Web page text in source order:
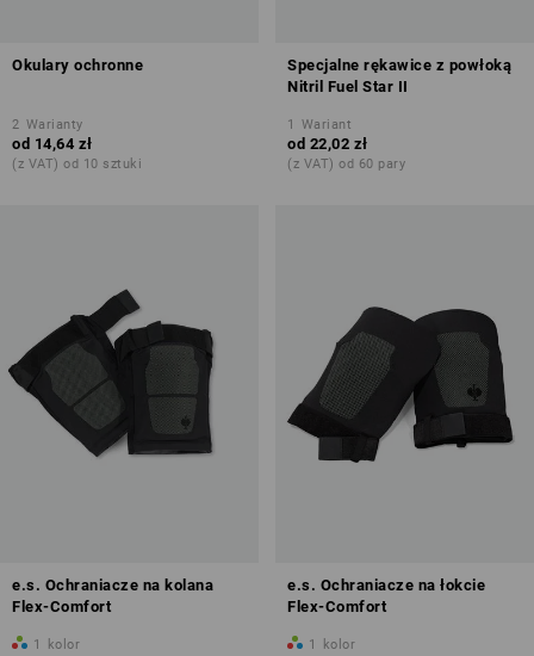
Okulary ochronne
2 Warianty
od 14,64 zł
(z VAT) od 10 sztuki
Specjalne rękawice z powłoką
Nitril Fuel Star II
1 Wariant
od 22,02 zł
(z VAT) od 60 pary
e.s. Ochraniacze na kolana
Flex-Comfort
1 kolor
e.s. Ochraniacze na łokcie
Flex-Comfort
1 kolor